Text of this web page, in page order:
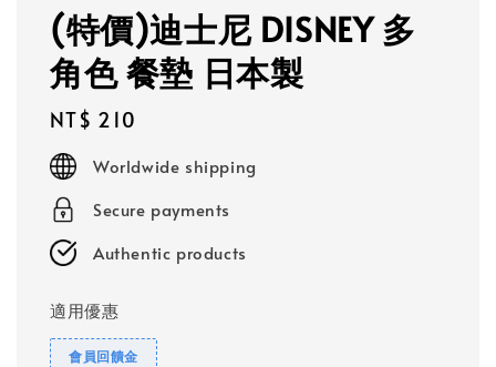
(特價)迪士尼 DISNEY 多
角色 餐墊 日本製
Regular
price
NT$ 210
Worldwide shipping
Secure payments
Authentic products
適用優惠
會員回饋金